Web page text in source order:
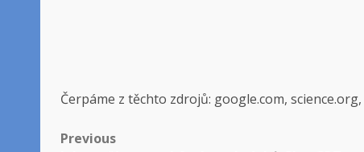
Čerpáme z těchto zdrojů: google.com,
Post
Previous